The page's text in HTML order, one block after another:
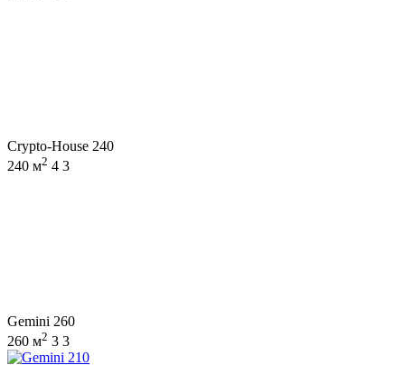
Crypto-House 240
240 м2 4 3
Gemini 260
260 м2 3 3